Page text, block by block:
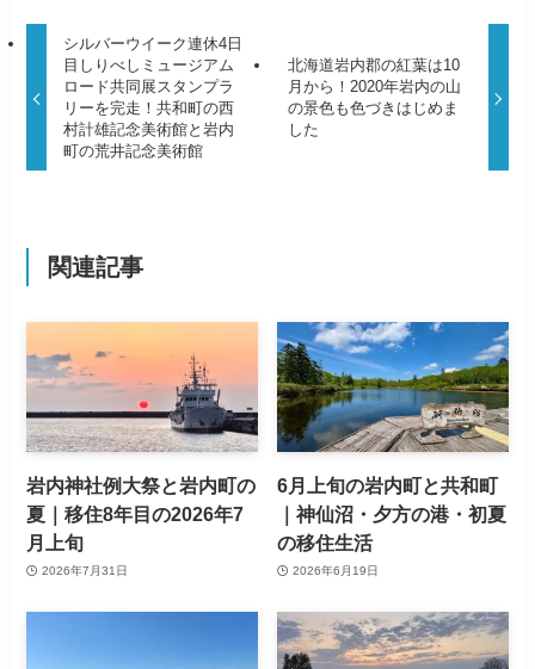
シルバーウイーク連休4日
目しりべしミュージアム
ロード共同展スタンプラ
リーを完走！共和町の西
村計雄記念美術館と岩内
町の荒井記念美術館
北海道岩内郡の紅葉は10
月から！2020年岩内の山
の景色も色づきはじめま
した
関連記事
岩内神社例大祭と岩内町の
夏｜移住8年目の2026年7
月上旬
2026年7月31日
6月上旬の岩内町と共和町
｜神仙沼・夕方の港・初夏
の移住生活
2026年6月19日